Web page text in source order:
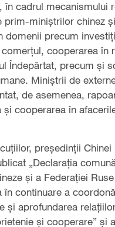
în cadrul mecanismului
prim-miniștrilor chinez
domenii precum
cooperarea în
Îndepărtat, precum și
Miniștrii de
de asemenea,
și cooperarea în
președinții Chinei
„Declarația
și a Federației
în continuare a
și aprofundarea
și cooperare” și